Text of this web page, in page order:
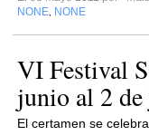
NONE NONE
VI Festival
junio al 2
El certamen se